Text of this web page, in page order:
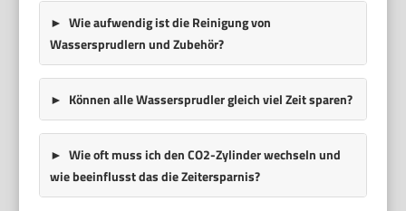
Wie aufwendig ist die Reinigung von
Wassersprudlern und Zubehör?
Können alle Wassersprudler gleich viel Zeit sparen?
Wie oft muss ich den CO2-Zylinder wechseln und
wie beeinflusst das die Zeitersparnis?